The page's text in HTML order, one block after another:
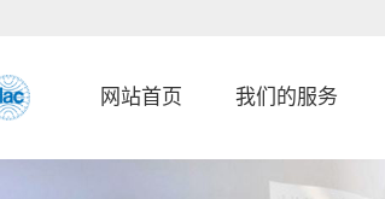
网站首页 我们的服务